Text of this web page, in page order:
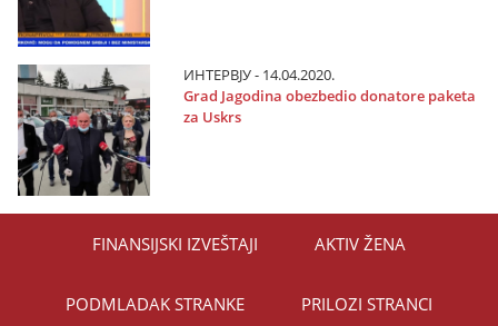
ИНТЕРВЈУ - 14.04.2020.
Grad Јagodina obezbedio donatore paketa
za Uskrs
FINANSIЈSKI IZVEŠTAЈI AKTIV ŽENA
PODMLADAK STRANKE PRILOZI STRANCI